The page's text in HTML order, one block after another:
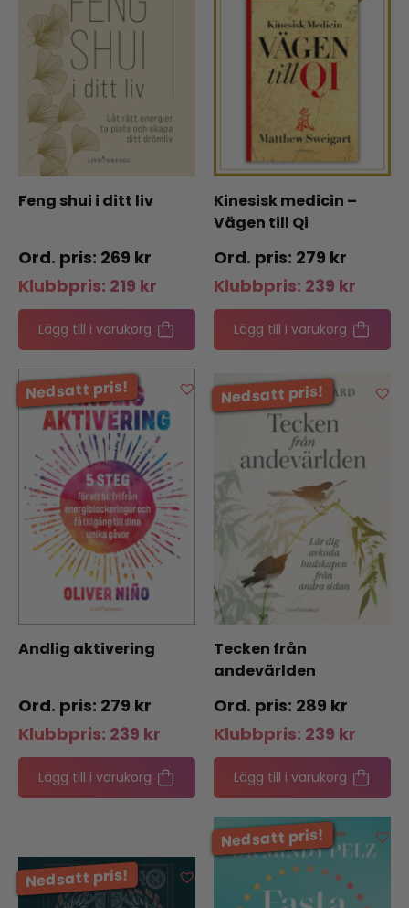
Feng shui i ditt liv
269 kr
Klubbpris: 219 kr
Lägg till i varukorg
Kinesisk medicin –
Vägen till Qi
279 kr
Klubbpris: 239 kr
Lägg till i varukorg
Andlig aktivering
279 kr
Klubbpris: 239 kr
Lägg till i varukorg
Tecken från
andevärlden
289 kr
Klubbpris: 239 kr
Lägg till i varukorg